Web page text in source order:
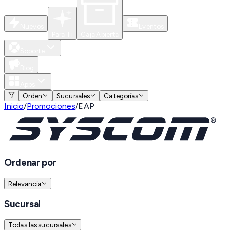
Orden
Sucursales Categorías
Inicio/Promociones/EAP
Ordenar por
Relevancia
Sucursal
Todas las sucursales